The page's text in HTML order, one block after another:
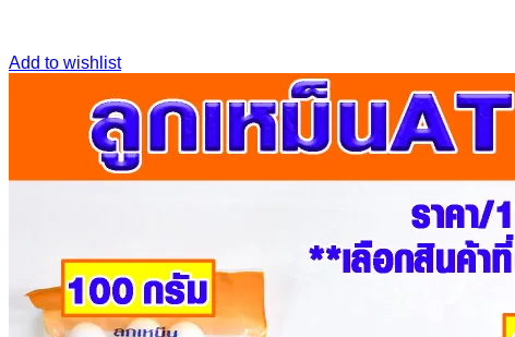
Add to wishlist